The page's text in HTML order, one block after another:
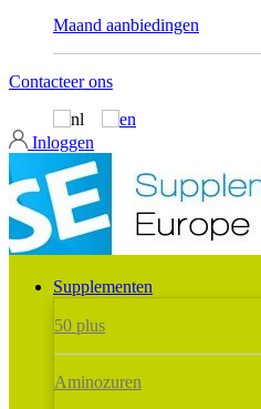
Maand aanbiedingen
Contacteer ons
Inloggen
Supplementen
50 plus
Aminozuren